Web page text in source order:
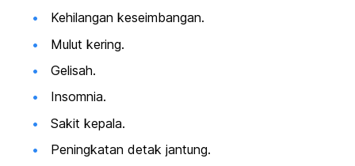
Kehilangan keseimbangan.
Mulut kering.
Gelisah.
Insomnia.
Sakit kepala.
Peningkatan detak jantung.